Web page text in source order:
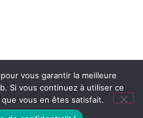
vous garantir la meilleure
Si vous continuez à utiliser ce
vous en êtes satisfait.